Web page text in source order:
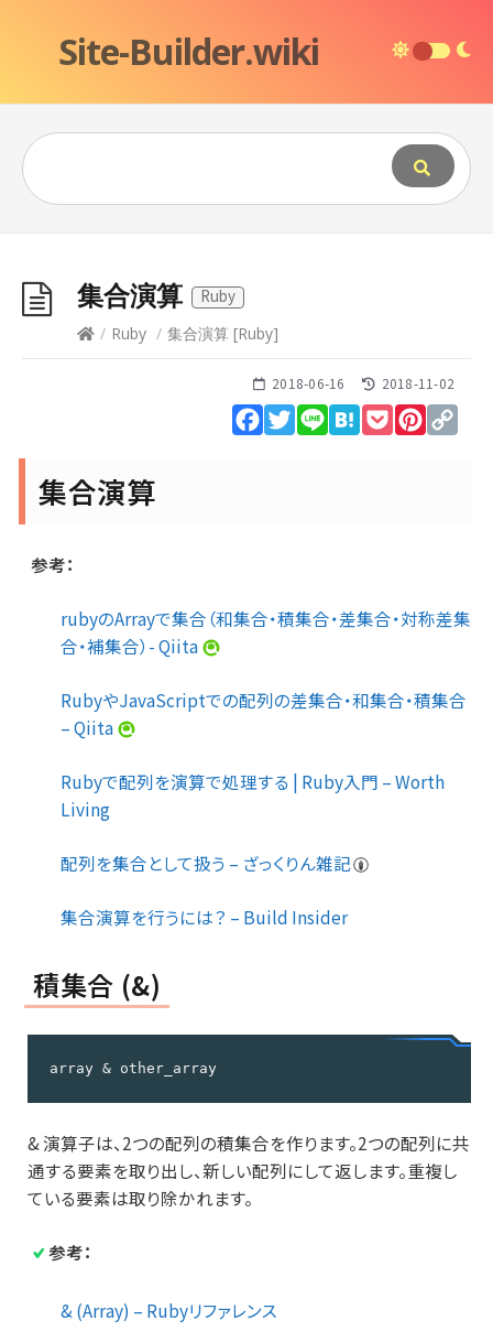
Site-Builder.wiki
集合演算
Ruby
/ Ruby / 集合演算 [Ruby]
2018-06-16 2018-11-02
Facebook
Twitter
Line HatenaPocket
集合演算
参考：
rubyのArrayで集合（和集合・積集合・差集合・対称差集
合・補集合）- Qiita
RubyやJavaScriptでの配列の差集合・和集合・積集合
– Qiita
Rubyで配列を演算で処理する | Ruby入門 – Worth
Living
配列を集合として扱う – ざっくりん雑記
集合演算を行うには？ – Build Insider
積集合 (&)
array & other_array
& 演算子は、2つの配列の積集合を作ります。2つの配列に共
通する要素を取り出し、新しい配列にして返します。重複し
ている要素は取り除かれます。
参考：
& (Array) – Rubyリファレンス